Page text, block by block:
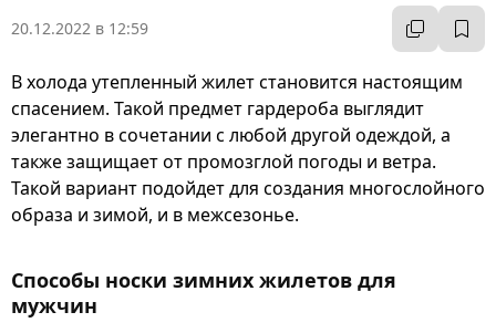
20.12.2022 в 12:59
В холода утепленный жилет становится настоящим
спасением. Такой предмет гардероба выглядит
элегантно в сочетании с любой другой одеждой, а
также защищает от промозглой погоды и ветра.
Такой вариант подойдет для создания многослойного
образа и зимой, и в межсезонье.
Способы носки зимних жилетов для
мужчин